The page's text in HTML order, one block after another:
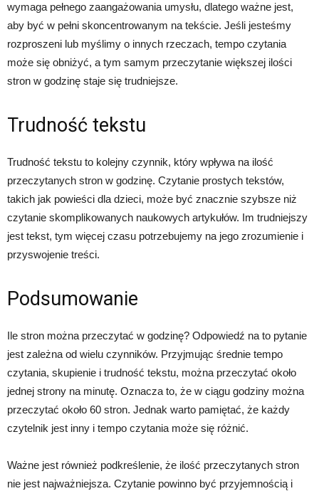
wymaga pełnego zaangażowania umysłu, dlatego ważne jest,
aby być w pełni skoncentrowanym na tekście. Jeśli jesteśmy
rozproszeni lub myślimy o innych rzeczach, tempo czytania
może się obniżyć, a tym samym przeczytanie większej ilości
stron w godzinę staje się trudniejsze.
Trudność tekstu
Trudność tekstu to kolejny czynnik, który wpływa na ilość
przeczytanych stron w godzinę. Czytanie prostych tekstów,
takich jak powieści dla dzieci, może być znacznie szybsze niż
czytanie skomplikowanych naukowych artykułów. Im trudniejszy
jest tekst, tym więcej czasu potrzebujemy na jego zrozumienie i
przyswojenie treści.
Podsumowanie
Ile stron można przeczytać w godzinę? Odpowiedź na to pytanie
jest zależna od wielu czynników. Przyjmując średnie tempo
czytania, skupienie i trudność tekstu, można przeczytać około
jednej strony na minutę. Oznacza to, że w ciągu godziny można
przeczytać około 60 stron. Jednak warto pamiętać, że każdy
czytelnik jest inny i tempo czytania może się różnić.
Ważne jest również podkreślenie, że ilość przeczytanych stron
nie jest najważniejsza. Czytanie powinno być przyjemnością i